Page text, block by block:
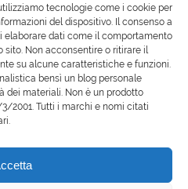
tecnologie come i cookie per
del dispositivo. Il consenso a
dati come il comportamento
sito. Non acconsentire o ritirare il
su alcune caratteristiche e funzioni.
bensì un blog personale
dei materiali. Non è un prodotto
2001. Tutti i marchi e nomi citati